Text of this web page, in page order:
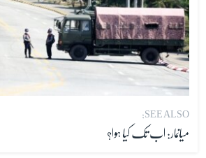
SEE ALSO:
میانمار: اب تک کیا ہوا؟